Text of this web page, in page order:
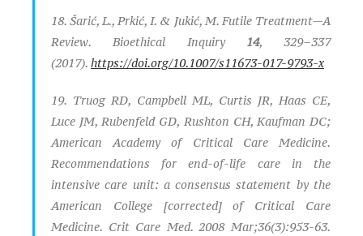
18. Šarić, L., Prkić, I. & Jukić, M. Futile Treatment—A
Review. Bioethical Inquiry 14, 329–337
(2017). https://doi.org/10.1007/s11673-017-9793-x
19. Truog RD, Campbell ML, Curtis JR, Haas CE,
Luce JM, Rubenfeld GD, Rushton CH, Kaufman DC;
American Academy of Critical Care Medicine.
Recommendations for end-of-life care in the
intensive care unit: a consensus statement by the
American College [corrected] of Critical Care
Medicine. Crit Care Med. 2008 Mar;36(3):953-63.